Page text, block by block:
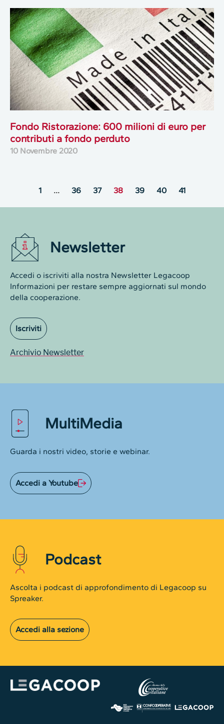
Fondo Ristorazione: 600 milioni di euro per
contributi a fondo perduto
10 Novembre 2020
1 … 36 37 38 39 40 41
Newsletter
Accedi o iscriviti alla nostra Newsletter Legacoop
Informazioni per restare sempre aggiornati sul mondo
della cooperazione.
Iscriviti
Archivio Newsletter
MultiMedia
Guarda i nostri video, storie e webinar.
Accedi a Youtube
Podcast
Ascolta i podcast di approfondimento di Legacoop su
Spreaker.
Accedi alla sezione